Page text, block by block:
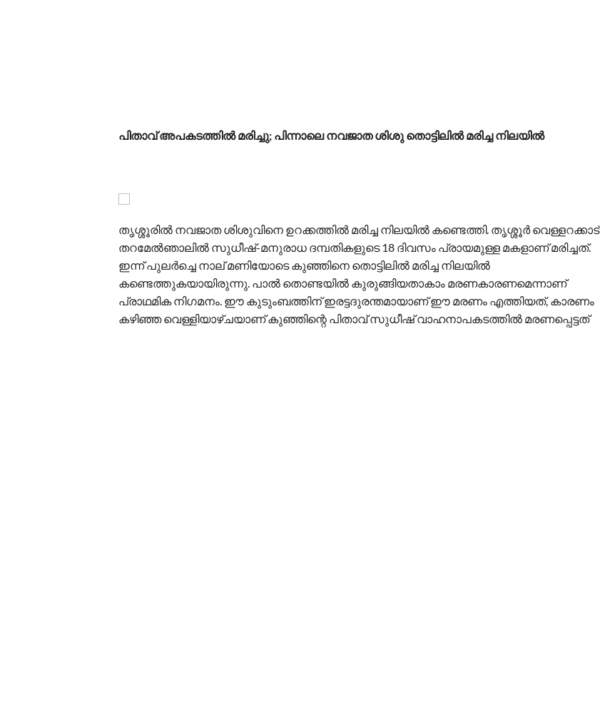
പിതാവ് അപകടത്തിൽ മരിച്ചു; പിന്നാലെ നവജാത ശിശു തൊട്ടിലില്‍ മരിച്ച നിലയില്‍
തൃശ്ശൂരിൽ നവജാത ശിശുവിനെ ഉറക്കത്തില്‍ മരിച്ച നിലയില്‍ കണ്ടെത്തി. തൃശ്ശൂർ വെള്ളറക്കാട്
തറമേൽഞാലിൽ സുധീഷ്-മനുരാധ ദമ്പതികളുടെ 18 ദിവസം പ്രായമുള്ള മകളാണ് മരിച്ചത്.
ഇന്ന് പുലർച്ചെ നാല് മണിയോടെ കുഞ്ഞിനെ തൊട്ടിലിൽ മരിച്ച നിലയിൽ
കണ്ടെത്തുകയായിരുന്നു. പാൽ തൊണ്ടയിൽ കുരുങ്ങിയതാകാം മരണകാരണമെന്നാണ്
പ്രാഥമിക നിഗമനം. ഈ കുടുംബത്തിന് ഇരട്ടദുരന്തമായാണ് ഈ മരണം എത്തിയത്, കാരണം
കഴിഞ്ഞ വെള്ളിയാഴ്ചയാണ് കുഞ്ഞിന്റെ പിതാവ് സുധീഷ് വാഹനാപകടത്തിൽ മരണപ്പെട്ടത്